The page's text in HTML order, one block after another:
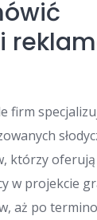
firm
którzy
w projekcie
aż po